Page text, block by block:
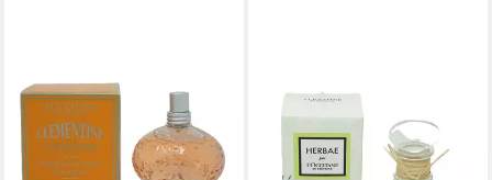
L'OCCITANE
Eau de Parfum L`Occitane
Clementine Parfum Pour la
MaisonPerfume Raumduft
L'OCCITANE
Eau de Parfum L'Occitane
Herbae Par Eau de Parfum